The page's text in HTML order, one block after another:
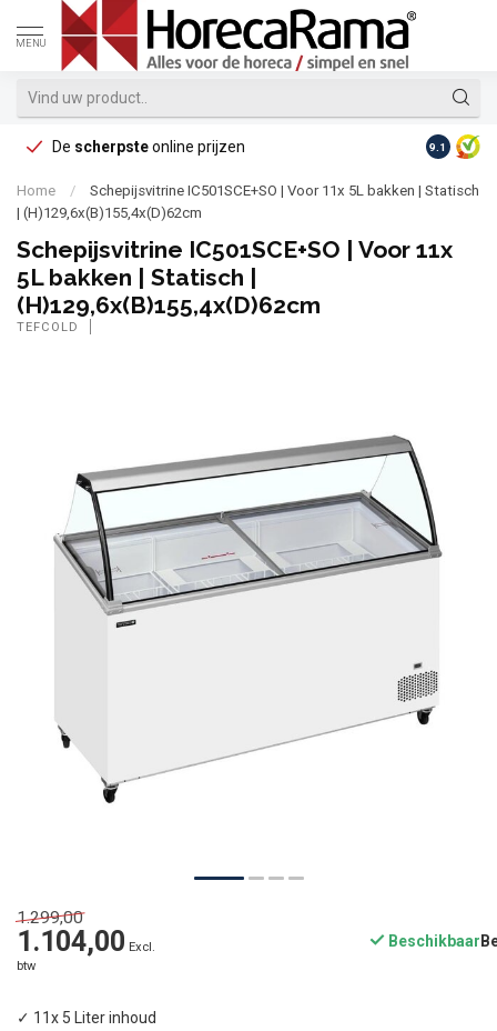
MENU
De scherpsteonline prijzen Op
9.1
Home /
Schepijsvitrine IC501SCE+SO | Voor 11x 5L bakken | Statisch
| (H)129,6x(B)155,4x(D)62cm
Schepijsvitrine IC501SCE+SO | Voor 11x
5L bakken | Statisch |
(H)129,6x(B)155,4x(D)62cm
TEFCOLD
1.299,00
1.104,00 Excl.
btw
Beschikbaar
✓ 11x 5 Liter inhoud